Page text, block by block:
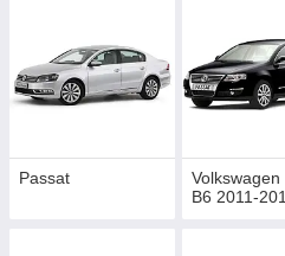
Passat
Volkswagen
B6 2011-